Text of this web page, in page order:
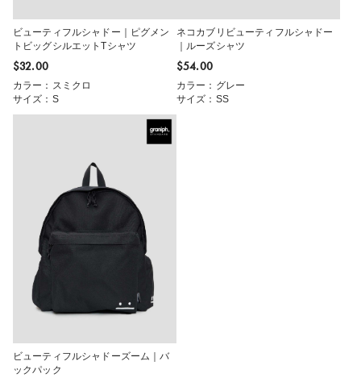
ビューティフルシャドー｜ピグメン
トビッグシルエットTシャツ
$‌32.00
カラー：スミクロ
サイズ：S
ネコカブリビューティフルシャドー
｜ルーズシャツ
$‌54.00
カラー：グレー
サイズ：SS
ビューティフルシャドーズーム｜バ
ックパック